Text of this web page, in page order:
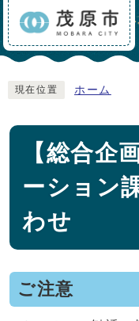
現在位置 ホーム
【総合企
ーション
わせ
ご注意